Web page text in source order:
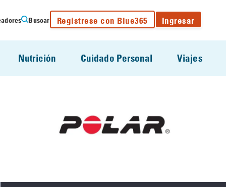
Buscar Registrese con Blue365 Ingresar
Nutrición Cuidado Personal Viajes